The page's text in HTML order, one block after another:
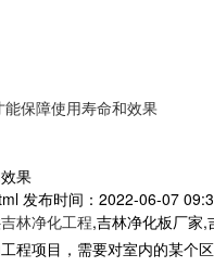
保障使用寿命和效果
果
发布时间：2022-06-07
吉林净化工程,吉林净化板厂家
程项目，需要对室内的某个